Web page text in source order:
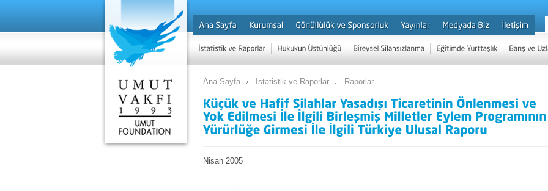
Ana Sayfa İstatistik ve Raporlar Raporlar
Nisan 2005